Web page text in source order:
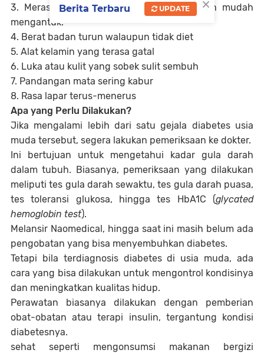
3. Merasa kelelahan daripada biasanya dan mudah
mengantuk.
4. Berat badan turun walaupun tidak diet
5. Alat kelamin yang terasa gatal
6. Luka atau kulit yang sobek sulit sembuh
7. Pandangan mata sering kabur
8. Rasa lapar terus-menerus
Apa yang Perlu Dilakukan?
Jika mengalami lebih dari satu gejala diabetes usia
muda tersebut, segera lakukan pemeriksaan ke dokter.
Ini bertujuan untuk mengetahui kadar gula darah
dalam tubuh. Biasanya, pemeriksaan yang dilakukan
meliputi tes gula darah sewaktu, tes gula darah puasa,
tes toleransi glukosa, hingga tes HbA1C (glycated
hemoglobin test).
Melansir Naomedical, hingga saat ini masih belum ada
pengobatan yang bisa menyembuhkan diabetes.
Tetapi bila terdiagnosis diabetes di usia muda, ada
cara yang bisa dilakukan untuk mengontrol kondisinya
dan meningkatkan kualitas hidup.
Perawatan biasanya dilakukan dengan pemberian
obat-obatan atau terapi insulin, tergantung kondisi
diabetesnya.
sehat seperti mengonsumsi makanan bergizi
Berita Terbaru UPDATE